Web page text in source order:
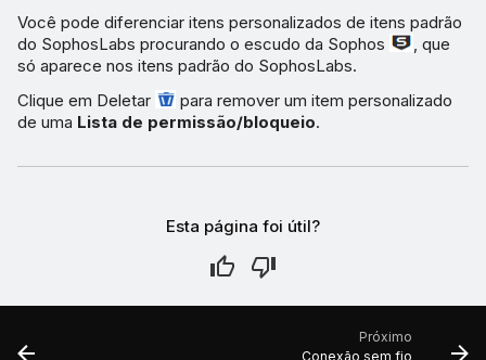
Você pode diferenciar itens personalizados de itens padrão
do SophosLabs procurando o escudo da Sophos
, que
só aparece nos itens padrão do SophosLabs.
Clique em Deletar
para remover um item personalizado
de uma Lista de permissão/bloqueio.
Esta página foi útil?
Próximo
Conexão sem fio